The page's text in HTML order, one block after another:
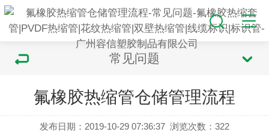
常见问题
氟橡胶热缩管仓储管理流程
发布日期：2019-10-29 07:36:37 浏览次数：322